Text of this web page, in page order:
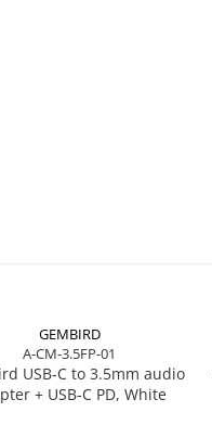
GEMBIRD
A-CM-3.5FP-01
USB‑C to 3.5mm audio
+ USB‑C PD, White